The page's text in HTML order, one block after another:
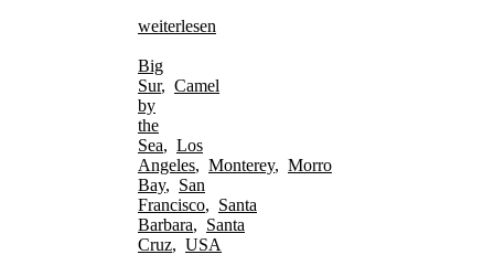
weiterlesen
Big
Sur, Camel
by
the
Sea, Los
Angeles, Monterey, Morro
Bay, San
Francisco, Santa
Barbara, Santa
Cruz, USA